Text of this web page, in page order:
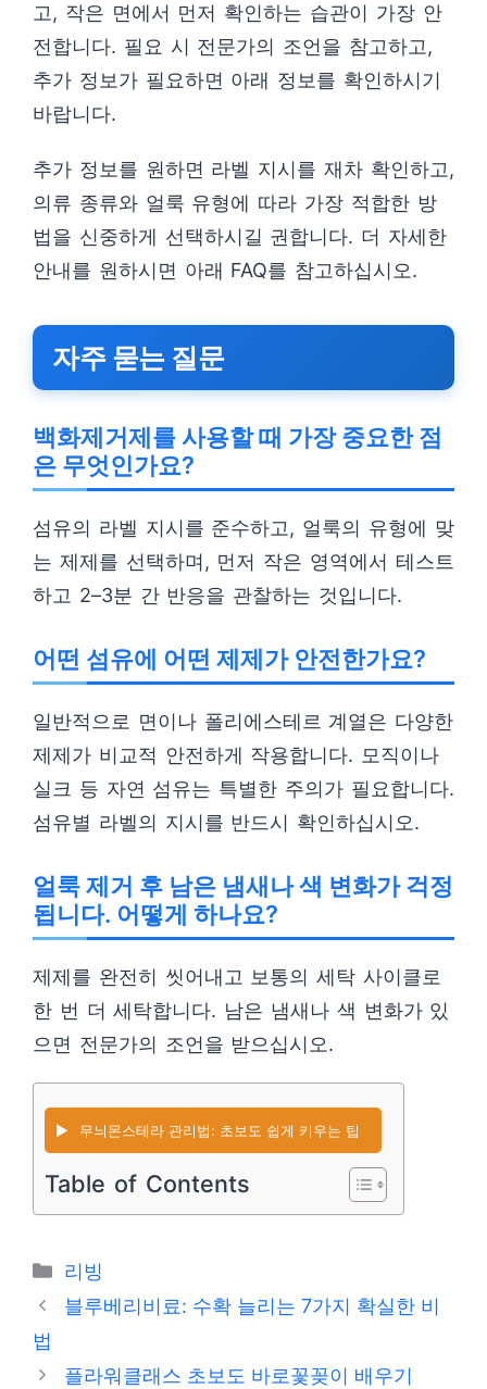
고, 작은 면에서 먼저 확인하는 습관이 가장 안
전합니다. 필요 시 전문가의 조언을 참고하고,
추가 정보가 필요하면 아래 정보를 확인하시기
바랍니다.
추가 정보를 원하면 라벨 지시를 재차 확인하고,
의류 종류와 얼룩 유형에 따라 가장 적합한 방
법을 신중하게 선택하시길 권합니다. 더 자세한
안내를 원하시면 아래 FAQ를 참고하십시오.
자주 묻는 질문
백화제거제를 사용할 때 가장 중요한 점
은 무엇인가요?
섬유의 라벨 지시를 준수하고, 얼룩의 유형에 맞
는 제제를 선택하며, 먼저 작은 영역에서 테스트
하고 2–3분 간 반응을 관찰하는 것입니다.
어떤 섬유에 어떤 제제가 안전한가요?
일반적으로 면이나 폴리에스테르 계열은 다양한
제제가 비교적 안전하게 작용합니다. 모직이나
실크 등 자연 섬유는 특별한 주의가 필요합니다.
섬유별 라벨의 지시를 반드시 확인하십시오.
얼룩 제거 후 남은 냄새나 색 변화가 걱정
됩니다. 어떻게 하나요?
제제를 완전히 씻어내고 보통의 세탁 사이클로
한 번 더 세탁합니다. 남은 냄새나 색 변화가 있
으면 전문가의 조언을 받으십시오.
▶️ 무늬몬스테라 관리법: 초보도 쉽게 키우는 팁
Table of Contents
카
테
리빙
블루베리비료: 수확 늘리는 7가지 확실한 비
법
플라워클래스 초보도 바로꽃꽂이 배우기